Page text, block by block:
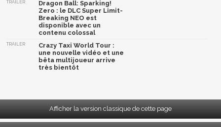
TRAILER
Dragon Ball: Sparking!
Zero : le DLC Super Limit-
Breaking NEO est
disponible avec un
contenu colossal
TRAILER
Crazy Taxi World Tour :
une nouvelle vidéo et une
bêta multijoueur arrive
très bientôt
Afficher la version classique de cette page